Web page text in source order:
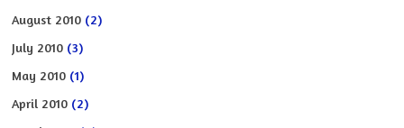
August 2010 (2)
July 2010 (3)
May 2010 (1)
April 2010 (2)